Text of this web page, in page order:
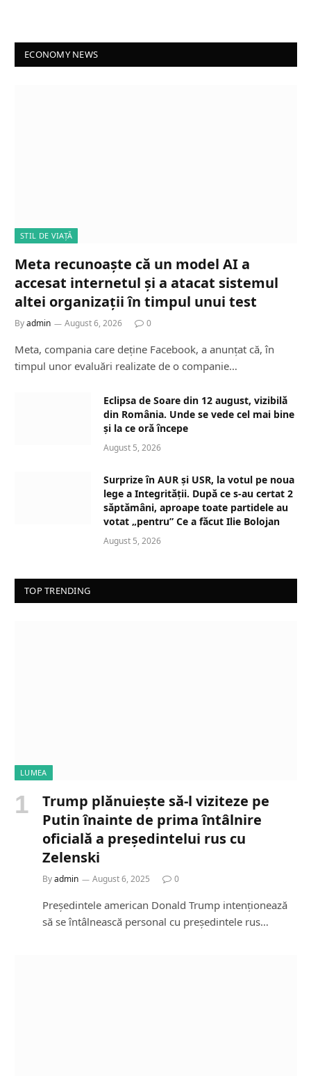
ECONOMY NEWS
STIL DE VIAȚĂ
Meta recunoaște că un model AI a
accesat internetul și a atacat sistemul
altei organizații în timpul unui test
Byadmin August 6, 2026 0
Meta, compania care deține Facebook, a anunțat că, în
timpul unor evaluări realizate de o companie…
Eclipsa de Soare din 12 august, vizibilă
din România. Unde se vede cel mai bine
și la ce oră începe
August 5, 2026
Surprize în AUR și USR, la votul pe noua
lege a Integrității. După ce s-au certat 2
săptămâni, aproape toate partidele au
votat „pentru” Ce a făcut Ilie Bolojan
August 5, 2026
TOP TRENDING
LUMEA
Trump plănuiește să-l viziteze pe
Putin înainte de prima întâlnire
oficială a președintelui rus cu
Zelenski
Byadmin August 6, 2025 0
Președintele american Donald Trump intenționează
să se întâlnească personal cu președintele rus…